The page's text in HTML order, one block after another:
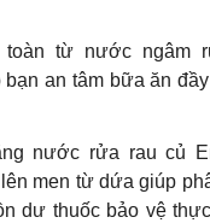
toàn từ nước ngâm
bạn an tâm bữa ăn
nước rửa rau củ
men từ dứa giúp
dư thuốc bảo vệ